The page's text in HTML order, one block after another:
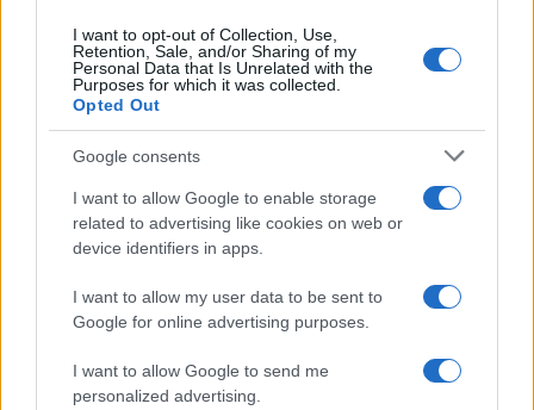
I want to opt-out of Collection, Use,
Retention, Sale, and/or Sharing of my
Personal Data that Is Unrelated with the
Purposes for which it was collected.
Opted Out
Google consents
I want to allow Google to enable storage
related to advertising like cookies on web or
device identifiers in apps.
I want to allow my user data to be sent to
Google for online advertising purposes.
I want to allow Google to send me
personalized advertising.
Brent cae un 8.3% y arrastra a las materias primas en agosto
Lucía Herrera · 6 Ago 2026